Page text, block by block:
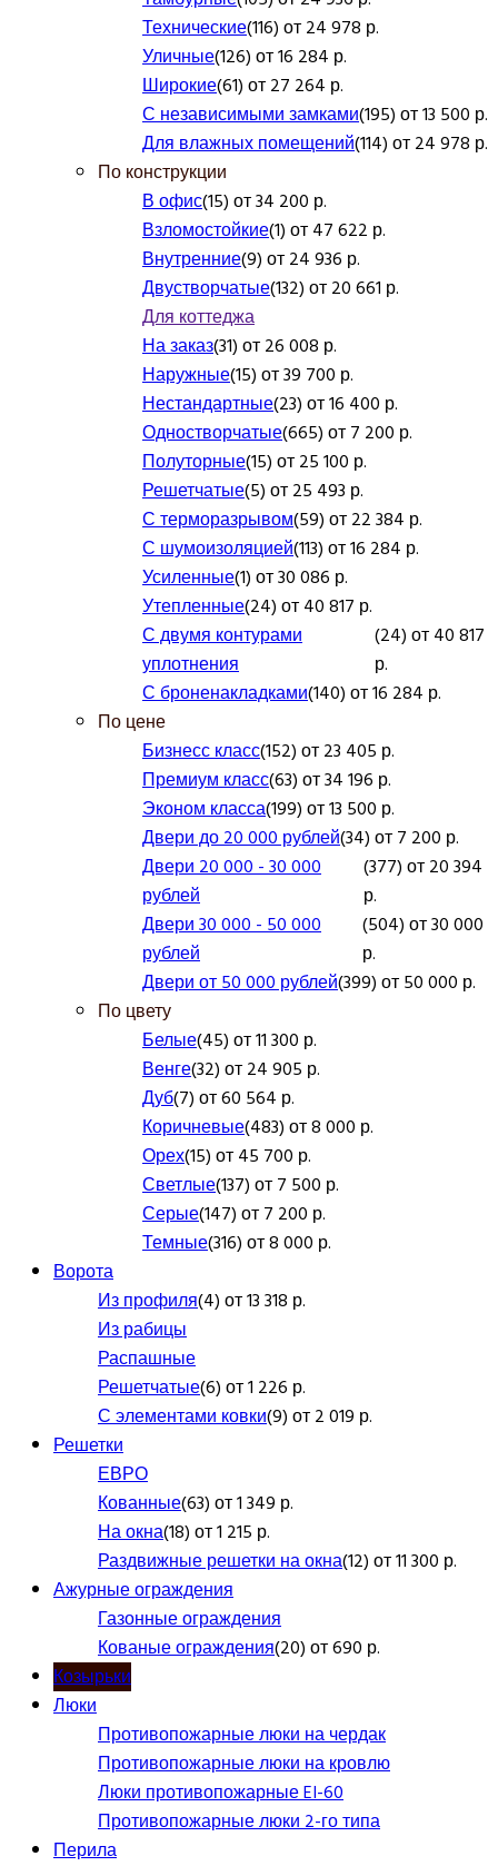
Технические(116) от 24 978 р.
Уличные(126) от 16 284 р.
Широкие(61) от 27 264 р.
С независимыми замками(195) от 13 500 р.
Для влажных помещений(114) от 24 978 р.
По конструкции
В офис(15) от 34 200 р.
Взломостойкие(1) от 47 622 р.
Внутренние(9) от 24 936 р.
Двустворчатые(132) от 20 661 р.
Для коттеджа
На заказ(31) от 26 008 р.
Наружные(15) от 39 700 р.
Нестандартные(23) от 16 400 р.
Одностворчатые(665) от 7 200 р.
Полуторные(15) от 25 100 р.
Решетчатые(5) от 25 493 р.
С терморазрывом(59) от 22 384 р.
С шумоизоляцией(113) от 16 284 р.
Усиленные(1) от 30 086 р.
Утепленные(24) от 40 817 р.
С двумя контурами
уплотнения
(24) от 40 817
р.
С броненакладками(140) от 16 284 р.
По цене
Бизнесс класс(152) от 23 405 р.
Премиум класс(63) от 34 196 р.
Эконом класса(199) от 13 500 р.
Двери до 20 000 рублей(34) от 7 200 р.
Двери 20 000 - 30 000
рублей
(377) от 20 394
р.
Двери 30 000 - 50 000
рублей
(504) от 30 000
р.
Двери от 50 000 рублей(399) от 50 000 р.
По цвету
Белые(45) от 11 300 р.
Венге(32) от 24 905 р.
Дуб(7) от 60 564 р.
Коричневые(483) от 8 000 р.
Орех(15) от 45 700 р.
Светлые(137) от 7 500 р.
Серые(147) от 7 200 р.
Темные(316) от 8 000 р.
Ворота
Из профиля(4) от 13 318 р.
Из рабицы
Распашные
Решетчатые(6) от 1 226 р.
С элементами ковки(9) от 2 019 р.
Решетки
ЕВРО
Кованные(63) от 1 349 р.
На окна(18) от 1 215 р.
Раздвижные решетки на окна(12) от 11 300 р.
Ажурные ограждения
Газонные ограждения
Кованые ограждения(20) от 690 р.
Козырьки
Люки
Противопожарные люки на чердак
Противопожарные люки на кровлю
Люки противопожарные EI-60
Противопожарные люки 2-го типа
Перила